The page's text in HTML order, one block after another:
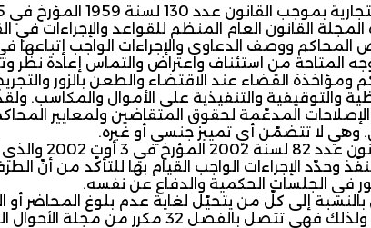
1960. تعتبر هذه المجلة القانون العام المنظم للقواعد
ووصف الدعاوى والإجراءات الواجب إتباعها
المتاحة من استئناف واعتراض والتماس إعادة نظر
ومؤاخذة القضاء عند الاقتضاء والطعن بالزور
والتوقيفية والتنفيذية على الأموال والمكاسب.
والإصلاحات المدعّمة لحقوق المتقاضين ولمعايير
وهي لا تتضمّن أي تمييز جنسي أو غيره.
ومن بين التعديلات
وحدّد الإجراءات الواجب القيام بها للتأكّد من أنّ
في الجلسات الحكمية والدفاع عن نفسه.
إلى كلّ من يتحيّل لغاية عدم بلوغ المحاضر أو
32 مكرر من مجلة الأحوال الشخصية.